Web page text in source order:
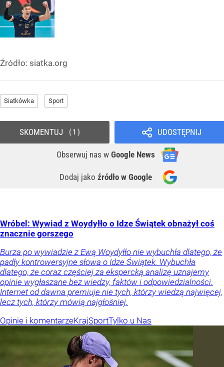
Źródło: siatka.org
Siatkówka Sport
UDOSTĘPNIJ
Obserwuj nas w Google News
Dodaj jako źródło w Google
SKOMENTUJ 1
Wróbel: Wywiad z Woydyłło o Idze Świątek obnażył coś
znacznie gorszego
Burza po wywiadzie z Ewą Woydyłło nie wybuchła dlatego, że
padły kontrowersyjne słowa o Idze Świątek. Wybuchła
dlatego, że coraz częściej za ekspercką analizę uznajemy
opinie wygłaszane bez wiedzy, faktów i odpowiedzialności.
Internet od dawna premiuje nie tych, którzy wiedzą najwięcej,
lecz tych, którzy mówią najgłośniej.
Opinie i komentarzeKrajSportTylko u Nas